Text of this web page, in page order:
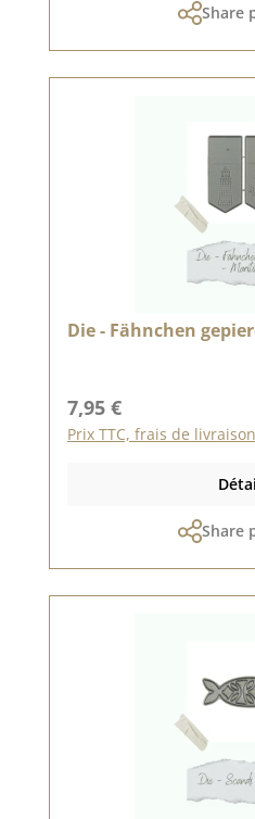
Share
Die - Fähnchen
Prix régulier :
7,95 €
Prix TTC, frais de
Share